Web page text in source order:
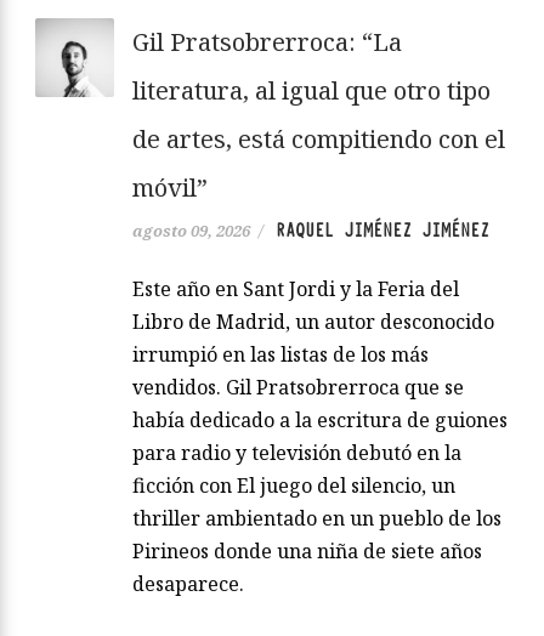
Gil Pratsobrerroca: “La
literatura, al igual que otro tipo
de artes, está compitiendo con el
móvil”
agosto 09, 2026 / RAQUEL JIMÉNEZ JIMÉNEZ
Este año en Sant Jordi y la Feria del
Libro de Madrid, un autor desconocido
irrumpió en las listas de los más
vendidos. Gil Pratsobrerroca que se
había dedicado a la escritura de guiones
para radio y televisión debutó en la
ficción con El juego del silencio, un
thriller ambientado en un pueblo de los
Pirineos donde una niña de siete años
desaparece.